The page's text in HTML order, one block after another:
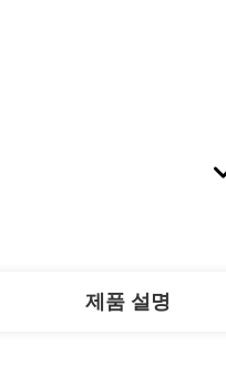
제품 설명